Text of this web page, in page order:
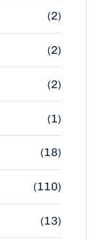
(2)
(2)
(2)
(1)
(18)
(110)
(13)